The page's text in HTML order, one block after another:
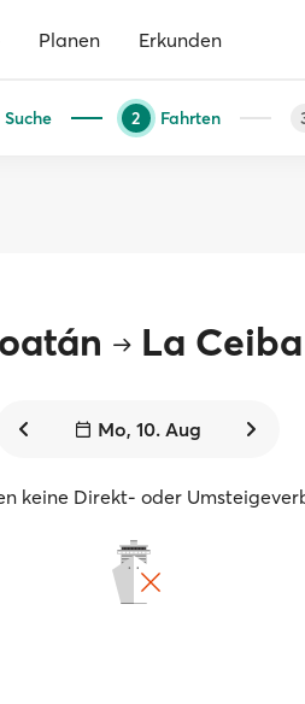
Planen Erkunden
Suche 2 Fahrten
La Ceiba
Mo, 10. Aug
keine Direkt- oder